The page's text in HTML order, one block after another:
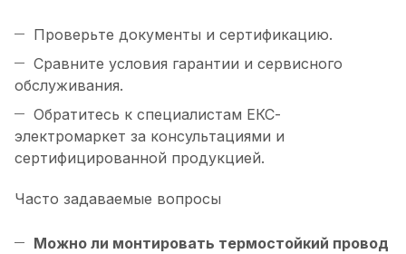
Проверьте документы и сертификацию.
Сравните условия гарантии и сервисного
обслуживания.
Обратитесь к специалистам ЕКС-
электромаркет за консультациями и
сертифицированной продукцией.
Часто задаваемые вопросы
Можно ли монтировать термостойкий провод